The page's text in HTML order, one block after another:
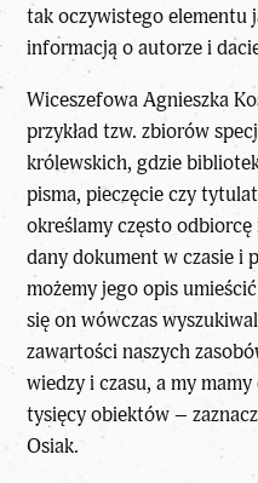
tak oczywistego elementu
informacją o autorze i
Wiceszefowa Agnieszka
przykład tzw. zbiorów
królewskich, gdzie
pisma, pieczęcie czy
określamy często
dany dokument w czasie i
możemy jego opis
się on wówczas
zawartości naszych
wiedzy i czasu, a my
tysięcy obiektów –
Osiak.